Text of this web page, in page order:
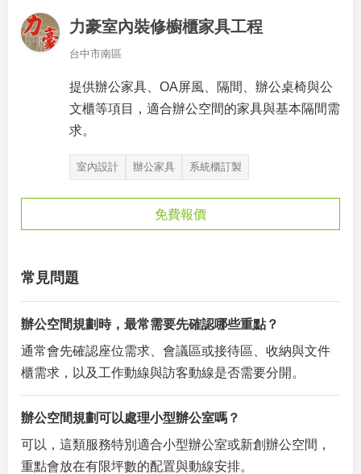
力豪室內裝修櫥櫃家具工程
台中市南區
提供辦公家具、OA屏風、隔間、辦公桌椅與公
文櫃等項目，適合辦公空間的家具與基本隔間需
求。
室內設計 辦公家具 系統櫃訂製
免費報價
常見問題
辦公空間規劃時，最常需要先確認哪些重點？
通常會先確認座位需求、會議區或接待區、收納與文件
櫃需求，以及工作動線與訪客動線是否需要分開。
辦公空間規劃可以處理小型辦公室嗎？
可以，這類服務特別適合小型辦公室或新創辦公空間，
重點會放在有限坪數的配置與動線安排。